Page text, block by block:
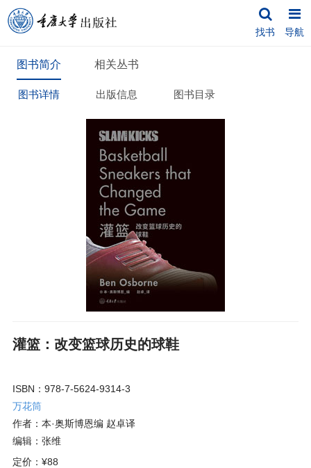
找书 导航
图书简介 相关丛书
图书详情 出版信息 图书目录
灌篮：改变篮球历史的球鞋
ISBN：978-7-5624-9314-3
万花筒
作者：本·奥斯博恩编 赵卓译
编辑：张维
定价： ¥88